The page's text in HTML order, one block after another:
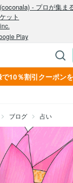
10％割引クーポン
ブログ 占い